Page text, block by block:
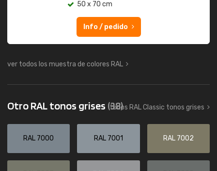
50 x 70 cm
Info / pedido
ver todos los muestra de colores RAL
Otro RAL tonos grises (38)
todos RAL Classic tonos grises
RAL 7000 RAL 7001 RAL 7002